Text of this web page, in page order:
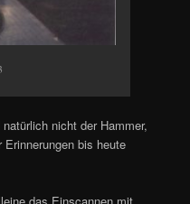
nicht der Hammer,
bis heute